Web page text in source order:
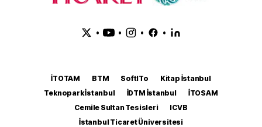
• • • •
İTOTAM BTM SoftITo
Kitap İstanbul
Teknopark İstanbul
İDTM İstanbul
İTOSAM
Cemile Sultan Tesisleri
ICVB
İstanbul Ticaret Üniversitesi